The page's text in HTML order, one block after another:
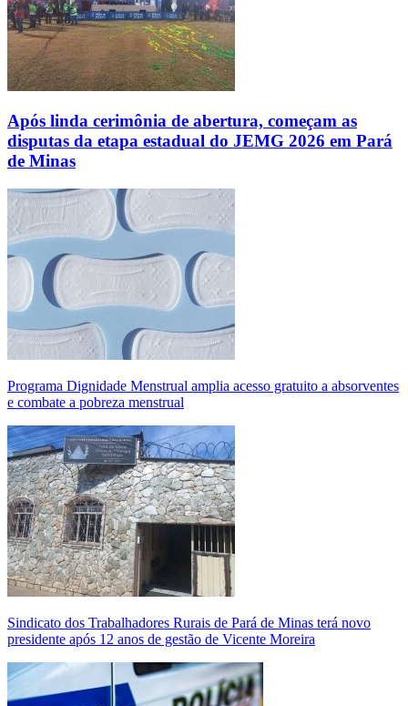
Após linda cerimônia de abertura, começam as
disputas da etapa estadual do JEMG 2026 em Pará
de Minas
Programa Dignidade Menstrual amplia acesso gratuito a absorventes
e combate a pobreza menstrual
Sindicato dos Trabalhadores Rurais de Pará de Minas terá novo
presidente após 12 anos de gestão de Vicente Moreira